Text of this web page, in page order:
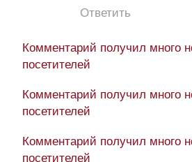
Ответить
Комментарий получил много
посетителей
Комментарий получил много
посетителей
Комментарий получил много
посетителей